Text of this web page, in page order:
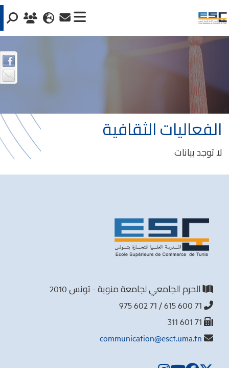
الفعاليات الثقافية
لا توجد بيانات
الحرم الجامعي لجامعة منوبة - تونس 2010
communication@esct.uma.tn